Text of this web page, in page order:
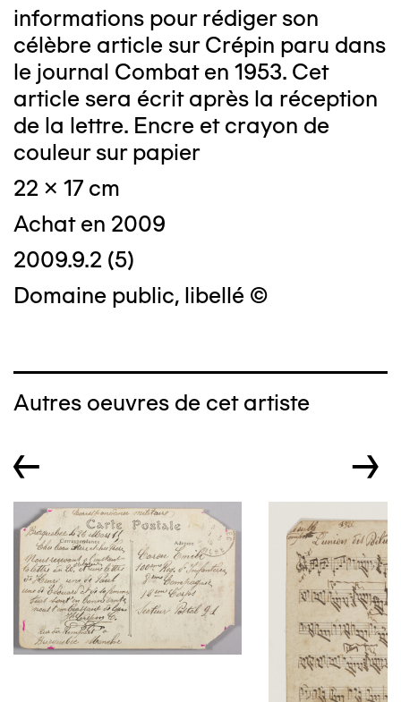
informations pour rédiger son
célèbre article sur Crépin paru dans
le journal Combat en 1953. Cet
article sera écrit après la réception
de la lettre. Encre et crayon de
couleur sur papier
22 x 17 cm
Achat en 2009
2009.9.2 (5)
Domaine public, libellé ©
Autres oeuvres de cet artiste
← →